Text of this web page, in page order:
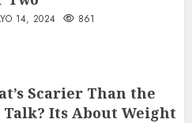
14, 2024
To Write Award
Blog Headlines